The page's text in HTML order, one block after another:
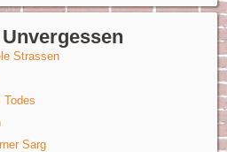
Strassen
Todes
Sarg